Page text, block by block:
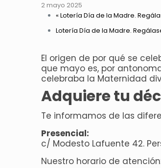
2 mayo 2025
« Lotería Día de la Madre.
Lotería Día de la Madre.
El origen de por qué se
que mayo es, por
celebraba la Maternidad
Adquiere tu
Te informamos de las
Presencial:
c/ Modesto Lafuente 42.
Nuestro horario de